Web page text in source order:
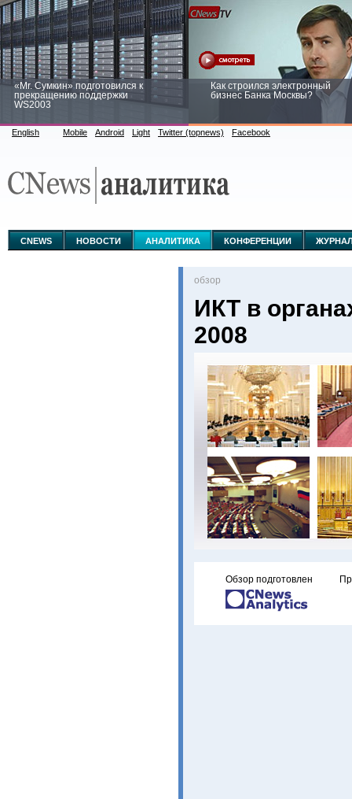
«Mr. Сумкин» подготовился к
прекращению поддержки
WS2003
Как строился электронный
бизнес Банка Москвы?
аналитике
English Mobile Android Light Twitter (topnews) Facebook
CNEWS НОВОСТИ АНАЛИТИКА КОНФЕРЕНЦИИ
oбзор
ИКТ в
2008
Обзор подготовлен